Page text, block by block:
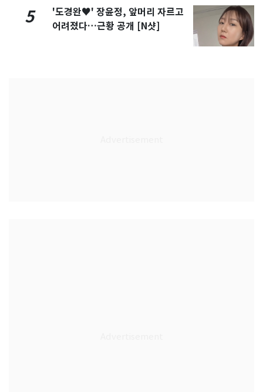
5
'도경완♥' 장윤정, 앞머리 자르고
어려졌다…근황 공개 [N샷]